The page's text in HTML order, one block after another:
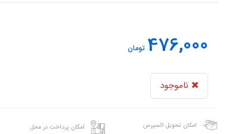
476,000 تومان
ناموجود
امکان تحویل اکسپرس امکان پرداخت در محل